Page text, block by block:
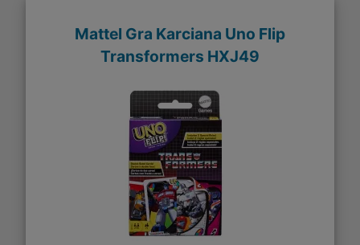
Mattel Gra Karciana Uno Flip
Transformers HXJ49